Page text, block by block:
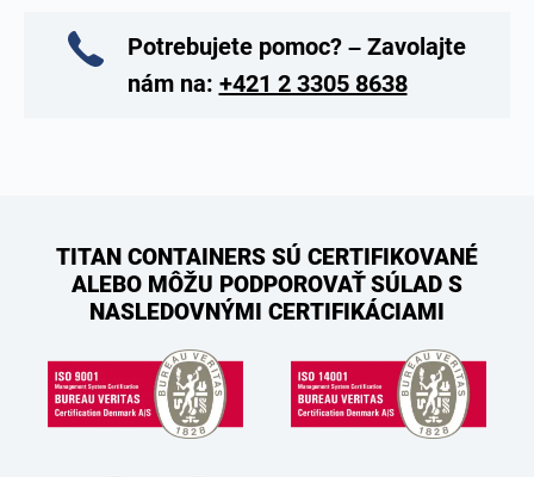
Potrebujete pomoc? – Zavolajte
nám na: +421 2 3305 8638
TITAN CONTAINERS SÚ CERTIFIKOVANÉ
ALEBO MÔŽU PODPOROVAŤ SÚLAD S
NASLEDOVNÝMI CERTIFIKÁCIAMI